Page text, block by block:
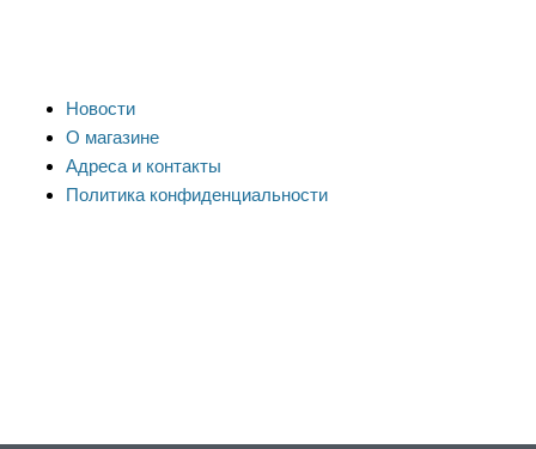
Новости
О магазине
Адреса и контакты
Политика конфиденциальности